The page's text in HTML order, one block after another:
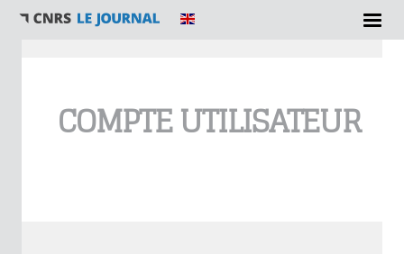
COMPTE UTILISATEUR